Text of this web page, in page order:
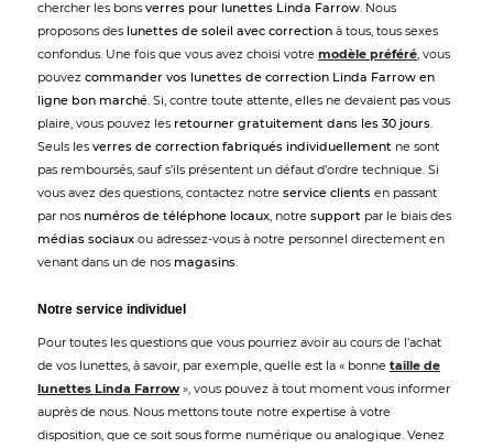
chercher les bons verres pour lunettes Linda Farrow . Nous
proposons des lunettes de soleil avec correction à tous, tous sexes
confondus. Une fois que vous avez choisi votre modèle préféré , vous
pouvez commander vos lunettes de correction Linda Farrow en
ligne bon marché . Si, contre toute attente, elles ne devaient pas vous
plaire, vous pouvez les retourner gratuitement dans les 30 jours
Seuls les verres de correction fabriqués individuellement ne sont
pas remboursés, sauf s’ils présentent un défaut d’ordre technique. Si
vous avez des questions, contactez notre service clients en passant
par nos numéros de téléphone locaux , notre support par le biais des
médias sociaux ou adressez-vous à notre personnel directement en
venant dans un de nos magasins
Notre service individuel
Pour toutes les questions que vous pourriez avoir au cours de l’achat
de vos lunettes, à savoir, par exemple, quelle est la « bonne taille de
lunettes Linda Farrow», vous pouvez à tout moment vous informer
auprès de nous. Nous mettons toute notre expertise à votre
disposition, que ce soit sous forme numérique ou analogique. Venez